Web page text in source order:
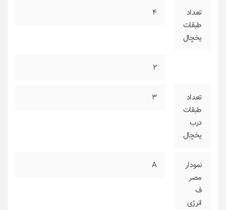
تعداد
طبقات
یخچال
4
2
تعداد
طبقات
درب
یخچال
3
نمودار
مصر
ف
انرژی
A